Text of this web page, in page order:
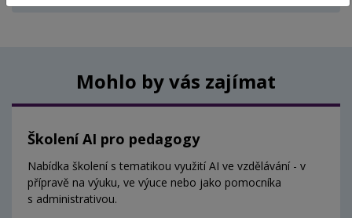
Mohlo by vás zajímat
Školení AI pro pedagogy
Nabídka školení s tematikou využití AI ve vzdělávání - v
přípravě na výuku, ve výuce nebo jako pomocníka
s administrativou.